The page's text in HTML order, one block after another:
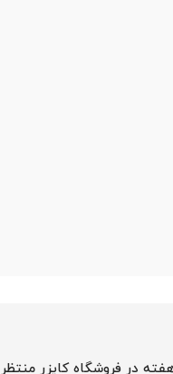
در فروشگاه کایزر منتظر